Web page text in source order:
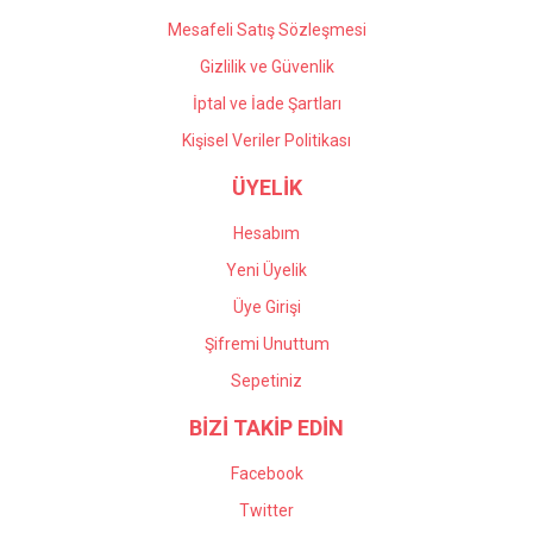
Mesafeli Satış Sözleşmesi
Gizlilik ve Güvenlik
İptal ve İade Şartları
Kişisel Veriler Politikası
ÜYELİK
Hesabım
Yeni Üyelik
Üye Girişi
Şifremi Unuttum
Sepetiniz
BİZİ TAKİP EDİN
Facebook
Twitter